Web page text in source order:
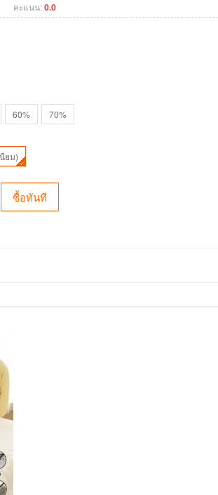
คะแนน:0.0
60% 70%
ยม)
ซื้อทันที